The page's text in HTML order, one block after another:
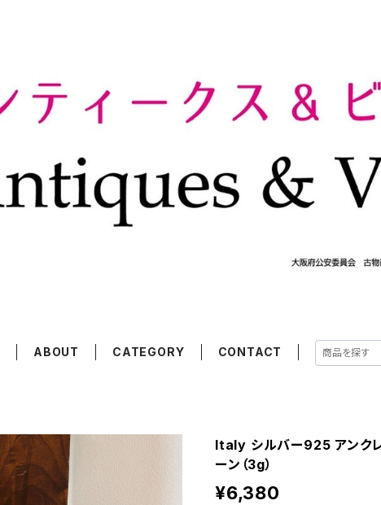
ABOUT CATEGORY CONTACT
Italy シルバー925 アンク
ーン（3g）
¥6,380